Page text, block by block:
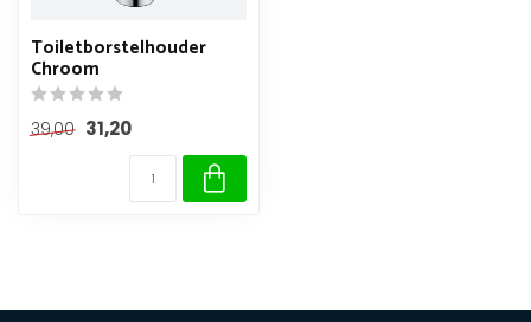
Toiletborstelhouder
Chroom
39,00 31,20